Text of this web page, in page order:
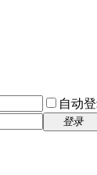
自动
登录